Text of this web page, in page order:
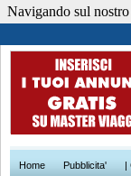
Home Pubblicita' |
Navigando sul